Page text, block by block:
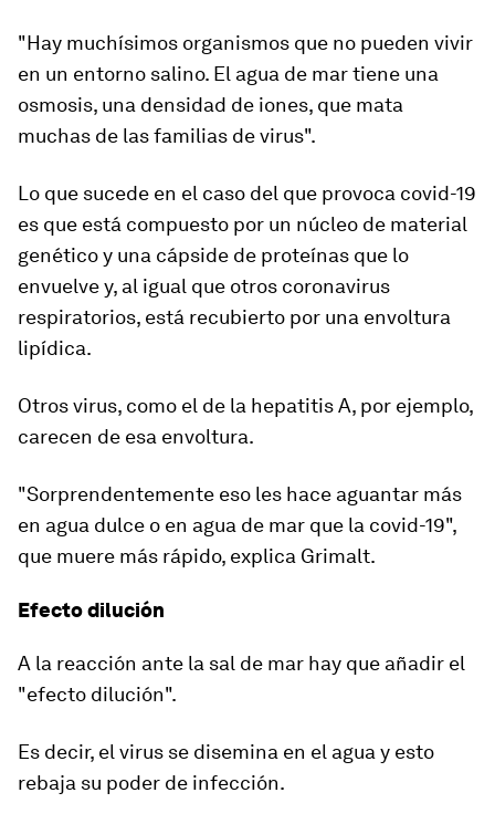
"Hay muchísimos organismos que no pueden vivir
en un entorno salino. El agua de mar tiene una
osmosis, una densidad de iones, que mata
muchas de las familias de virus".
Lo que sucede en el caso del que provoca covid-19
es que está compuesto por un núcleo de material
genético y una cápside de proteínas que lo
envuelve y, al igual que otros coronavirus
respiratorios, está recubierto por una envoltura
lipídica.
Otros virus, como el de la hepatitis A, por ejemplo,
carecen de esa envoltura.
"Sorprendentemente eso les hace aguantar más
en agua dulce o en agua de mar que la covid-19",
que muere más rápido, explica Grimalt.
Efecto dilución
A la reacción ante la sal de mar hay que añadir el
"efecto dilución".
Es decir, el virus se disemina en el agua y esto
rebaja su poder de infección.